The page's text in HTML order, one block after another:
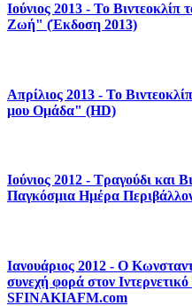
Ιούνιος 2013 - Το
Ζωή" (Έκδοση 2013)
Απρίλιος 2013 - Το
μου Ομάδα" (HD)
Ιούνιος 2012 - Τραγούδι και
Παγκόσμια Ημέρα
Ιανουάριος 2012 - Ο
συνεχή φορά στον
SFINAKIAFM.com